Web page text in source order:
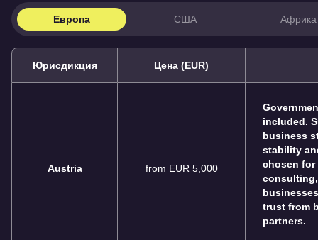
Европа США Африка
Юрисдикция Цена (EUR)
Austria from EUR 5,000
included.
business
stability
chosen for
trust from
partners.